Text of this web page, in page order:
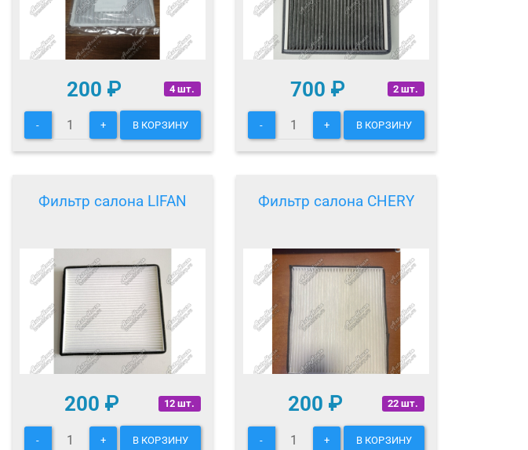
4 шт.
200 ₽
- + В КОРЗИНУ
2 шт.
700 ₽
- + В КОРЗИНУ
Фильтр салона LIFAN
12 шт.
200 ₽
- + В КОРЗИНУ
Фильтр салона CHERY
22 шт.
200 ₽
- + В КОРЗИНУ